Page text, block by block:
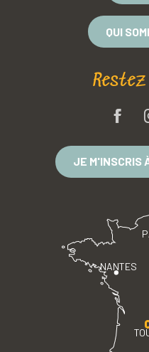
QUI
JE M'INSCRIS
NANTES